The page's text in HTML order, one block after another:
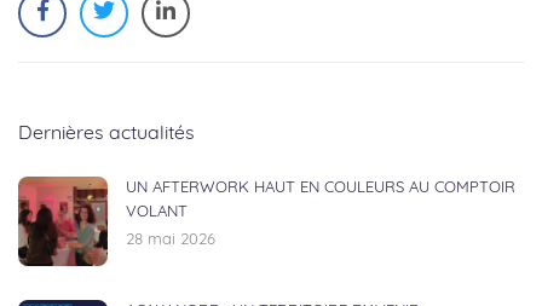
Dernières actualités
UN AFTERWORK HAUT EN COULEURS AU COMPTOIR
VOLANT
28 mai 2026